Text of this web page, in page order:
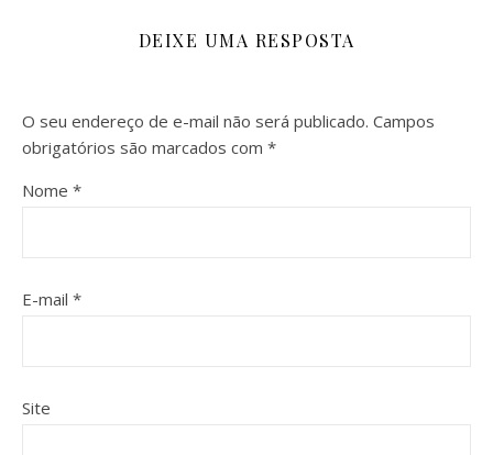
DEIXE UMA RESPOSTA
O seu endereço de e-mail não será publicado. Campos
obrigatórios são marcados com *
Nome *
E-mail *
Site